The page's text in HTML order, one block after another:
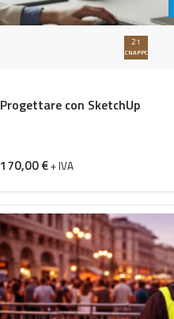
21
CNAPPC
Progettare con SketchUp
170,00€+ IVA